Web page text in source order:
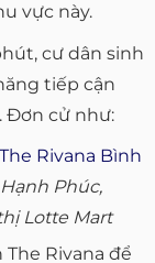
vực này.
cư dân sinh
tiếp cận
Đơn cử như:
Rivana Bình
Phúc,
Lotte Mart
Rivana để